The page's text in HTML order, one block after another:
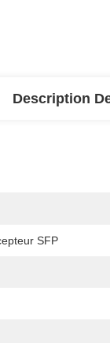
Description
SFP